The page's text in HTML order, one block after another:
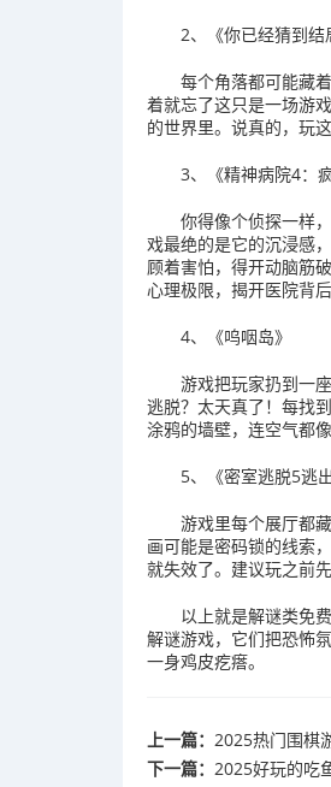
2、《你已经猜到结
每个角落都可能藏
着就忘了这只是一场游
的世界里。说真的，玩
3、《精神病院4：
你得像个侦探一样
戏最绝的是它的沉浸感
顾着害怕，得开动脑筋
心理极限，揭开医院背
4、《呜咽岛》
游戏把玩家扔到一
逃脱？太天真了！每找
涂鸦的墙壁，连空气都
5、《密室逃脱5逃
游戏里每个展厅都
画可能是密码锁的线索
就失效了。建议玩之前
以上就是解谜类免
解谜游戏，它们把恐怖
一身鸡皮疙瘩。
上一篇： 2025热门围棋
下一篇： 2025好玩的吃